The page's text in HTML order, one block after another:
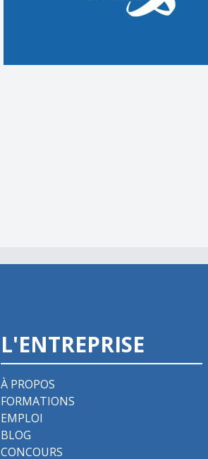
L'ENTREPRISE
À PROPOS
FORMATIONS
EMPLOI
BLOG
CONCOURS